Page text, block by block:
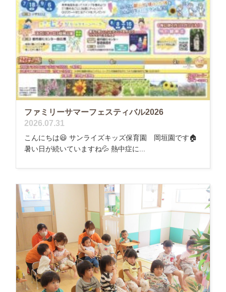
ファミリーサマーフェスティバル2026
2026.07.31
こんにちは😃 サンライズキッズ保育園 岡垣園です🏠
暑い日が続いていますね💦 熱中症に...